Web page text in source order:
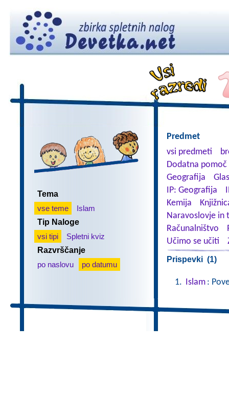
Tema
vse teme
Islam
Tip Naloge
vsi tipi
Spletni kviz
Razvrščanje
po naslovu
po datumu
Predmet
vsi predmeti
Dodatna
Geografija
IP: Geografija
Kemija
Naravoslovje in
Računalništvo
Učimo se učiti
Prispevki (1)
Islam :